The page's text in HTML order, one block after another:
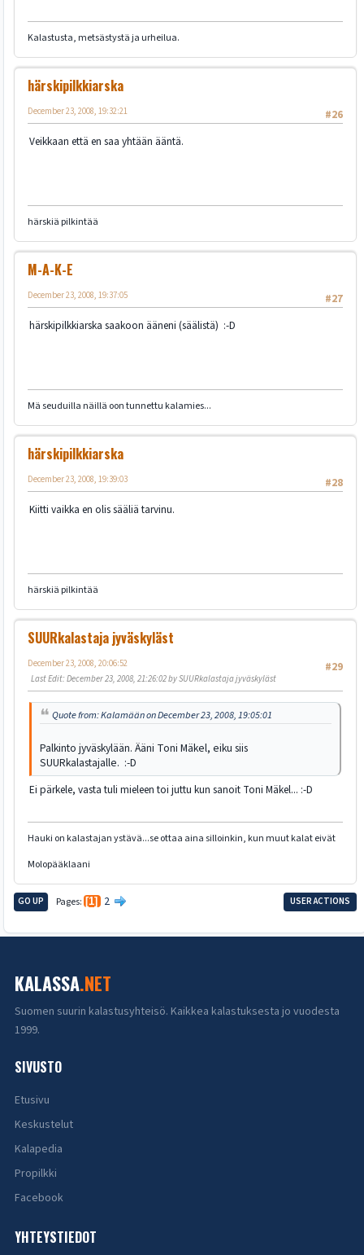
Kalastusta, metsästystä ja urheilua.
härskipilkkiarska
#26
December 23, 2008, 19:32:21
Veikkaan että en saa yhtään ääntä.
härskiä pilkintää
M-A-K-E
#27
December 23, 2008, 19:37:05
härskipilkkiarska saakoon ääneni (säälistä) :-D
Mä seuduilla näillä oon tunnettu kalamies...
härskipilkkiarska
#28
December 23, 2008, 19:39:03
Kiitti vaikka en olis sääliä tarvinu.
härskiä pilkintää
SUURkalastaja jyväskyläst
#29
December 23, 2008, 20:06:52
Last Edit: December 23, 2008, 21:26:02 by SUURkalastaja jyväskyläst
Quote from: Kalamään on December 23, 2008, 19:05:01
Palkinto jyväskylään. Ääni Toni Mäkel, eiku siis
SUURkalastajalle. :-D
Ei pärkele, vasta tuli mieleen toi juttu kun sanoit Toni Mäkel... :-D
Hauki on kalastajan ystävä...se ottaa aina silloinkin, kun muut kalat eivät
Molopääklaani
GO UP Pages 1 2 USER ACTIONS
KALASSA.NET
Suomen suurin kalastusyhteisö. Kaikkea kalastuksesta jo vuodesta
1999.
SIVUSTO
Etusivu
Keskustelut
Kalapedia
Propilkki
Facebook
YHTEYSTIEDOT